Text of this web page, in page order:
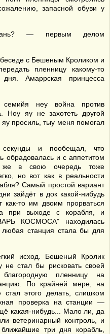
запасной обуви у
— первым делом
беседе с Бешеным Кроликом и
пленницу какому-то
Амаррская принцесса
неу война против
Ноу яу не захотеть другой
яу просиль, тыу меня помогал
и пообещал, что
обрадовалась и с аппетитом
же в свою очередь тоже
но вот как в реальности
Самый простой вариант
зайдёт в док какой-нибудь
как-то им двоим прорваться
при выходе с корабля, и
КОСМОСА" находилась
станция стала бы для
исход. Бешеный Кролик
стал бы рисковать своей
пленницу на
По крайней мере, на
этого делать, слишком
проверка на станции —
какая-нибудь... Мало ли, да
ветеринарный контроль, и
три дня корабль,